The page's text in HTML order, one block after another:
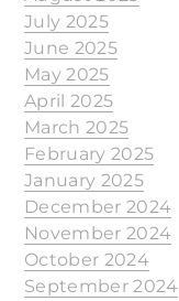
July 2025
June 2025
May 2025
April 2025
March 2025
February 2025
January 2025
December 2024
November 2024
October 2024
September 2024